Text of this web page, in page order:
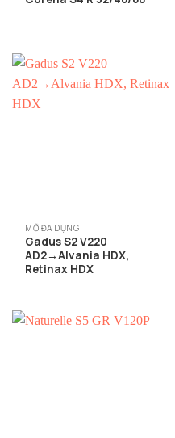
MỠ ĐA DỤNG
Gadus S2 V220
AD2→Alvania HDX,
Retinax HDX